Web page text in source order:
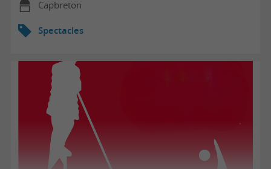
Capbreton
Spectacles